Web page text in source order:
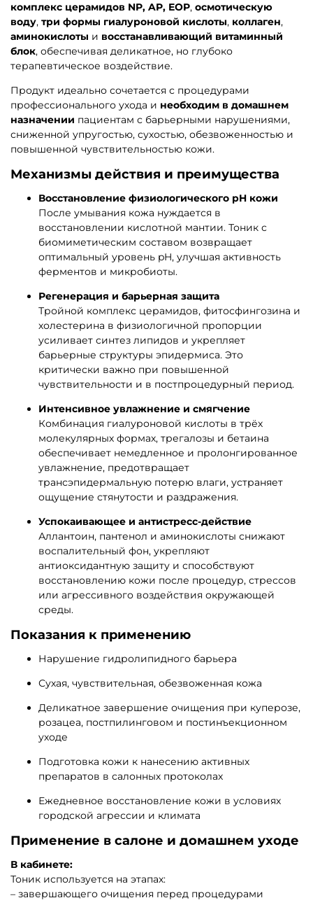
комплекс церамидов NP, AP, EOP, осмотическую
воду, три формы гиалуроновой кислоты, коллаген,
аминокислоты и восстанавливающий витаминный
блок, обеспечивая деликатное, но глубоко
терапевтическое воздействие.
Продукт идеально сочетается с процедурами
профессионального ухода и необходим в домашнем
назначении пациентам с барьерными нарушениями,
сниженной упругостью, сухостью, обезвоженностью и
повышенной чувствительностью кожи.
Механизмы действия и преимущества
Восстановление физиологического pH кожи
После умывания кожа нуждается в
восстановлении кислотной мантии. Тоник с
биомиметическим составом возвращает
оптимальный уровень pH, улучшая активность
ферментов и микробиоты.
Регенерация и барьерная защита
Тройной комплекс церамидов, фитосфингозина и
холестерина в физиологичной пропорции
усиливает синтез липидов и укрепляет
барьерные структуры эпидермиса. Это
критически важно при повышенной
чувствительности и в постпроцедурный период.
Интенсивное увлажнение и смягчение
Комбинация гиалуроновой кислоты в трёх
молекулярных формах, трегалозы и бетаина
обеспечивает немедленное и пролонгированное
увлажнение, предотвращает
трансэпидермальную потерю влаги, устраняет
ощущение стянутости и раздражения.
Успокаивающее и антистресс-действие
Аллантоин, пантенол и аминокислоты снижают
воспалительный фон, укрепляют
антиоксидантную защиту и способствуют
восстановлению кожи после процедур, стрессов
или агрессивного воздействия окружающей
среды.
Показания к применению
Нарушение гидролипидного барьера
Сухая, чувствительная, обезвоженная кожа
Деликатное завершение очищения при куперозе,
розацеа, постпилинговом и постинъекционном
уходе
Подготовка кожи к нанесению активных
препаратов в салонных протоколах
Ежедневное восстановление кожи в условиях
городской агрессии и климата
Применение в салоне и домашнем уходе
В кабинете:
Тоник используется на этапах:
– завершающего очищения перед процедурами